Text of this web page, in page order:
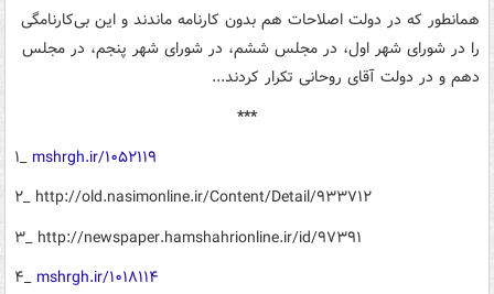
همانطور که در دولت اصلاحات هم بدون کارنامه ماندند و این بی‌کارنامگی
را در شورای شهر اول، در مجلس ششم، در شورای شهر پنجم، در مجلس
دهم و در دولت آقای روحانی تکرار کردند...
***
۱_ mshrgh.ir/۱۰۵۲۱۱۹
۲_ http://old.nasimonline.ir/Content/Detail/۹۳۳۷۱۲
۳_ http://newspaper.hamshahrionline.ir/id/۹۷۳۹۱
۴_ mshrgh.ir/۱۰۱۸۱۱۴